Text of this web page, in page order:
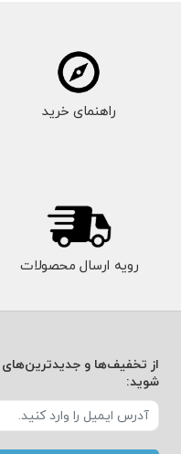
راهنمای خرید
رویه ارسال محصولات
از تخفیف‌ها و جدیدترین‌های
شوید: